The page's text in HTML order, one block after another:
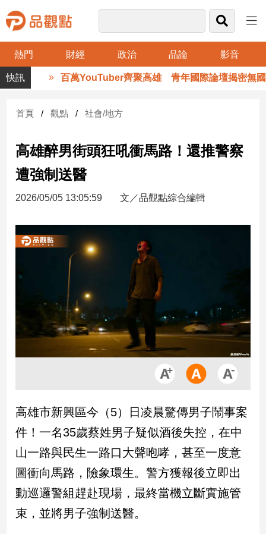
熱門 財經 政治 品論 影音
品
觀
財
台
財
新
產
經/
產
品
政
治
政
治
焦
品
觀
百萬YouTuber齊聚高雄 青年國際論壇揭密無國界
首頁 觀點 社會/地方
高雄醉男街頭狂吼衝馬路！還推警察
遭強制送醫
2026/05/05 13:05:59 文／品觀點綜合編輯
高雄市新興區今（5）日凌晨驚傳男子鬧事案
件！一名35歲蔡姓男子疑似酒後失控，在中
山一路與民生一路口大聲咆哮，甚至一度意
圖衝向馬路，險象環生。警方獲報後立即出
動巡邏警組趕赴現場，最終當機立斷實施管
束，並將男子強制送醫。